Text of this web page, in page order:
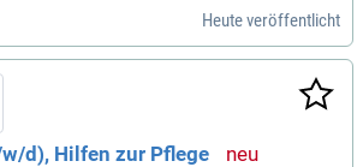
Heute veröffentlicht
d), Hilfen zur Pflege